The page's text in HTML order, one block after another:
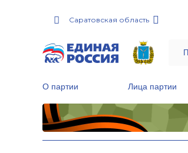
Саратовская область
О партии Лица партии